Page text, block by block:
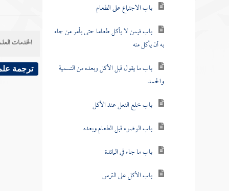
باب الاجتماع على الطعام
باب فيمن لا يأكل طعاما حتى يأمر من جاء
به أن يأكل منه
باب ما يقول قبل الأكل وبعده من التسمية
والحمد
باب خلع النعل عند الأكل
باب الوضوء قبل الطعام وبعده
باب ما جاء في المائدة
باب الأكل على الترس
الخدمات
ترجمة